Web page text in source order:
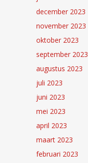
december 2023
november 2023
oktober 2023
september 2023
augustus 2023
juli 2023
juni 2023
mei 2023
april 2023
maart 2023
februari 2023